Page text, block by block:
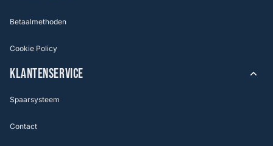
Betaalmethoden
Cookie Policy
KLANTENSERVICE
Spaarsysteem
Contact